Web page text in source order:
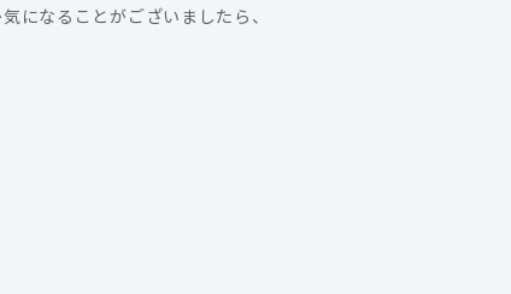
になることがございましたら、